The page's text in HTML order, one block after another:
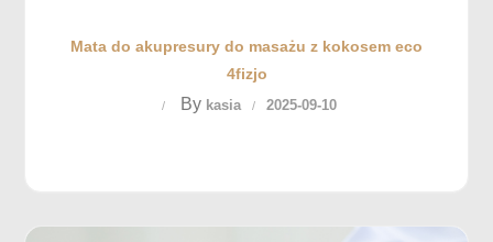
Mata do akupresury do masażu z kokosem eco
4fizjo
By kasia 2025-09-10